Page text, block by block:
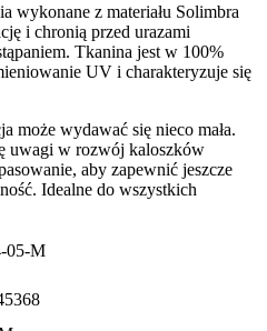
wykonane z materiału Solimbra
i chronią przed urazami
Tkanina jest w 100%
UV i charakteryzuje się
może wydawać się nieco mała.
uwagi w rozwój kaloszków
aby zapewnić jeszcze
Idealne do wszystkich
05-M